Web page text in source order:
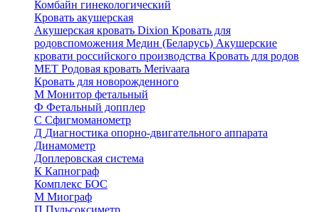
Комбайн гинекологический
Кровать акушерская
Акушерская кровать Dixion Кровать для
родовспоможения Медин (Беларусь) Акушерские
кровати российского производства Кровать для родов
МЕТ Родовая кровать Merivaara
Кровать для новорожденного
М Монитор фетальный
Ф Фетальный допплер
C Cфигмоманометр
Д Диагностика опорно-двигательного аппарата
Динамометр
Доплеровская система
К Капнограф
Комплекс БОС
М Миограф
П Пульсоксиметр